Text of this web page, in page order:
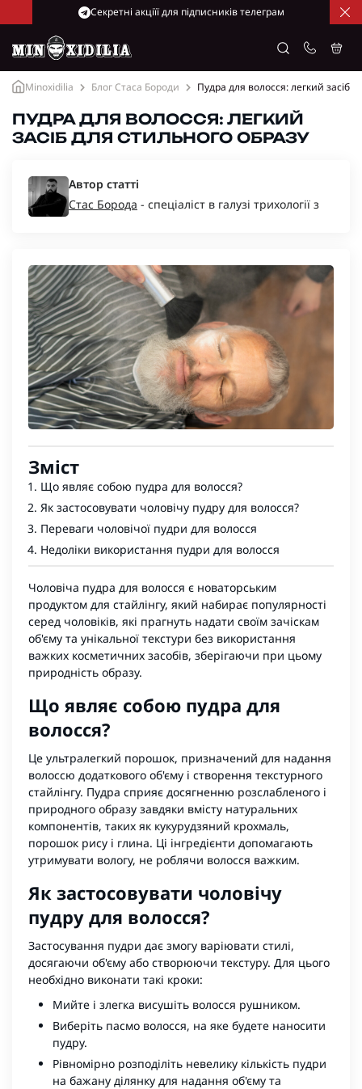
Cекретні акціїї для підписників телеграм
Minoxidilia Блог Стаса Бороди Пудра для волосся: легкий засіб
ПУДРА ДЛЯ ВОЛОССЯ: ЛЕГКИЙ
ЗАСІБ ДЛЯ СТИЛЬНОГО ОБРАЗУ
Автор статті
Стас Борода - спеціаліст в галузі трихології з
Зміст
Що являє собою пудра для волосся?
Як застосовувати чоловічу пудру для волосся?
Переваги чоловічої пудри для волосся
Недоліки використання пудри для волосся
Чоловіча пудра для волосся є новаторським
продуктом для стайлінгу, який набирає популярності
серед чоловіків, які прагнуть надати своїм зачіскам
об'єму та унікальної текстури без використання
важких косметичних засобів, зберігаючи при цьому
природність образу.
Що являє собою пудра для
волосся?
Це ультралегкий порошок, призначений для надання
волоссю додаткового об'єму і створення текстурного
стайлінгу. Пудра сприяє досягненню розслабленого і
природного образу завдяки вмісту натуральних
компонентів, таких як кукурудзяний крохмаль,
порошок рису і глина. Ці інгредієнти допомагають
утримувати вологу, не роблячи волосся важким.
Як застосовувати чоловічу
пудру для волосся?
Застосування пудри дає змогу варіювати стилі,
досягаючи об'єму або створюючи текстуру. Для цього
необхідно виконати такі кроки:
Мийте і злегка висушіть волосся рушником.
Виберіть пасмо волосся, на яке будете наносити
пудру.
Рівномірно розподіліть невелику кількість пудри
на бажану ділянку для надання об'єму та